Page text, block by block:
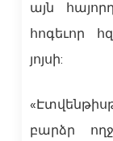
այն
հոգեւոր
յոյսի:
բարձր